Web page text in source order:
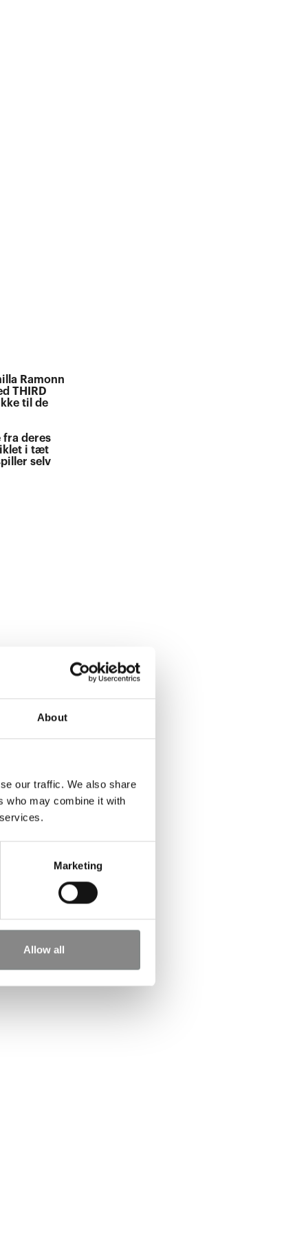
About
our traffic. We also share
who may combine it with
Marketing
Allow all
Ramonn
THIRD
til de
fra deres
i tæt
selv